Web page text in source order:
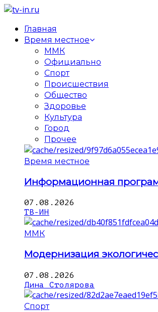
Главная
Время местное
ММК
Официально
Спорт
Происшествия
Общество
Здоровье
Культура
Город
Прочее
Время местное
Информационная
07.08.2026
ТВ-ИН
ММК
Модернизация
07.08.2026
Дина Столярова
Спорт